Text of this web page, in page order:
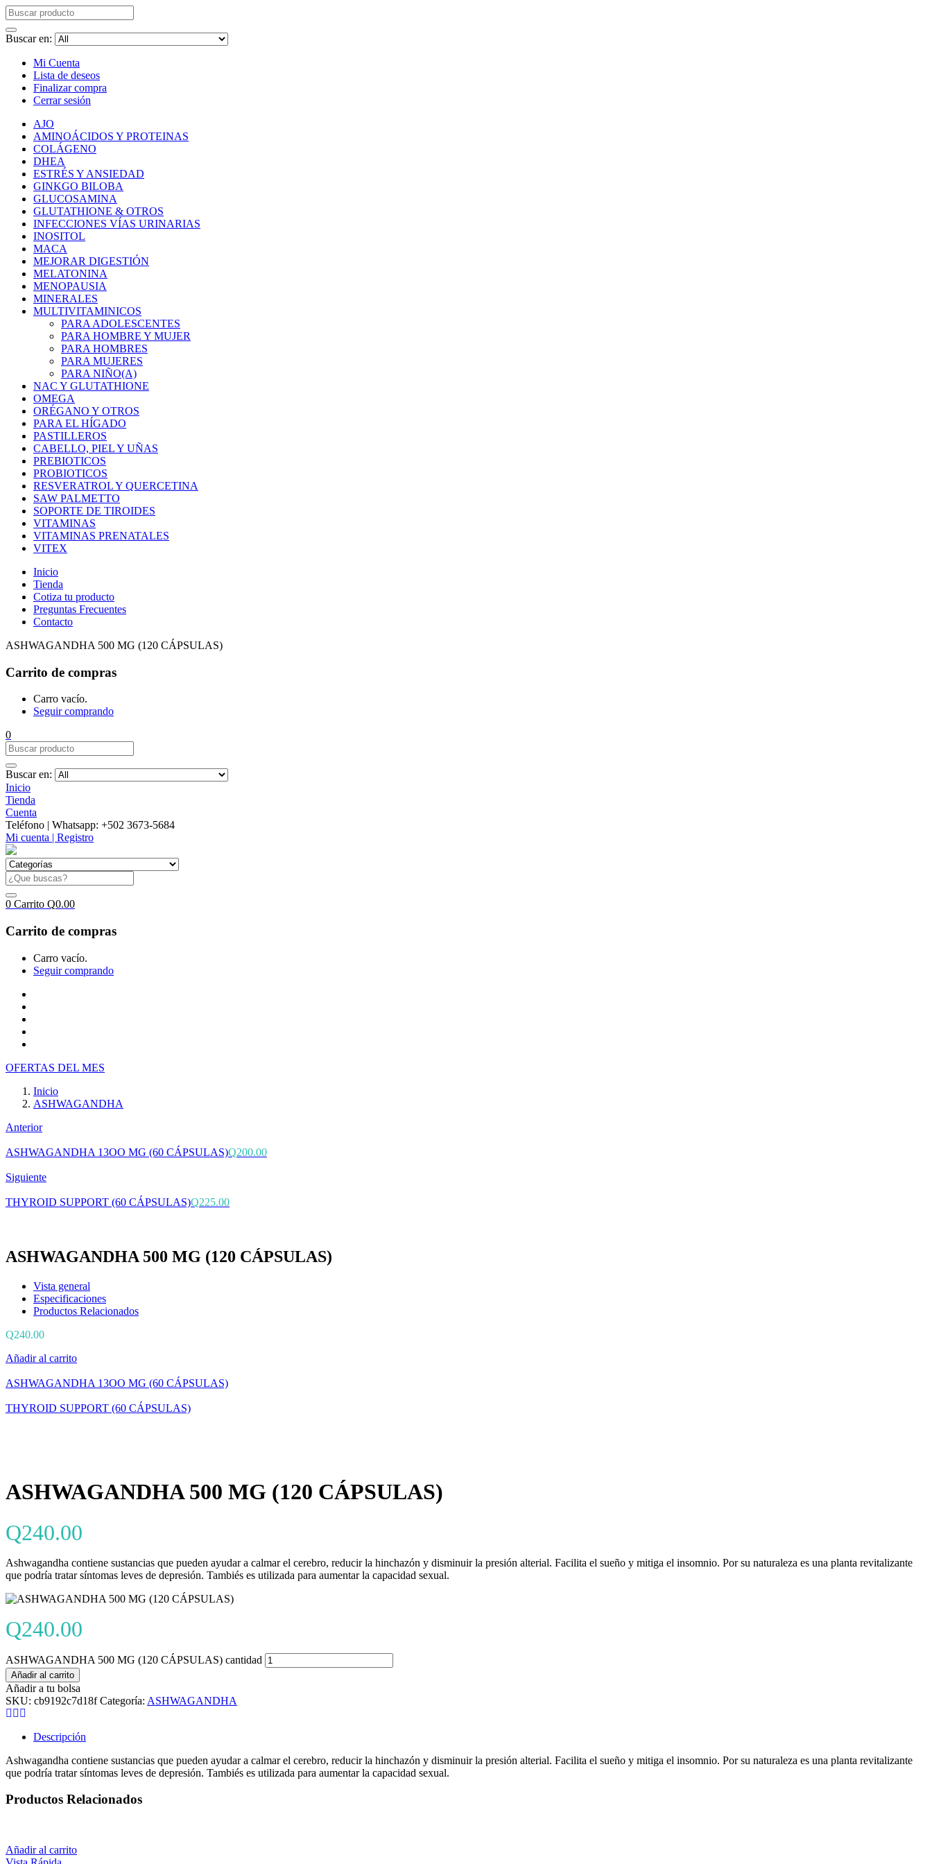
Buscar en:
Mi Cuenta
Lista de deseos
Finalizar compra
Cerrar sesión
AJO
AMINOÁCIDOS Y PROTEINAS
COLÁGENO
DHEA
ESTRÉS Y ANSIEDAD
GINKGO BILOBA
GLUCOSAMINA
GLUTATHIONE & OTROS
INFECCIONES VÍAS URINARIAS
INOSITOL
MACA
MEJORAR DIGESTIÓN
MELATONINA
MENOPAUSIA
MINERALES
MULTIVITAMINICOS
PARA ADOLESCENTES
PARA HOMBRE Y MUJER
PARA HOMBRES
PARA MUJERES
PARA NIÑO(A)
NAC Y GLUTATHIONE
OMEGA
ORÉGANO Y OTROS
PARA EL HÍGADO
PASTILLEROS
CABELLO, PIEL Y UÑAS
PREBIOTICOS
PROBIOTICOS
RESVERATROL Y QUERCETINA
SAW PALMETTO
SOPORTE DE TIROIDES
VITAMINAS
VITAMINAS PRENATALES
VITEX
Inicio
Tienda
Cotiza tu producto
Preguntas Frecuentes
Contacto
ASHWAGANDHA 500 MG (120 CÁPSULAS)
Carrito de compras
Carro vacío.
Seguir comprando
0
Buscar en:
Inicio
Tienda
Cuenta
Teléfono | Whatsapp: +502 3673-5684
Mi cuenta | Registro
0 Carrito Q0.00
Carrito de compras
Carro vacío.
Seguir comprando
OFERTAS DEL MES
Inicio
ASHWAGANDHA
Anterior
ASHWAGANDHA 13OO MG (60 CÁPSULAS)Q200.00
Siguiente
THYROID SUPPORT (60 CÁPSULAS)Q225.00
ASHWAGANDHA 500 MG (120 CÁPSULAS)
Vista general
Especificaciones
Productos Relacionados
Q240.00
Añadir al carrito
ASHWAGANDHA 13OO MG (60 CÁPSULAS)
THYROID SUPPORT (60 CÁPSULAS)
ASHWAGANDHA 500 MG (120 CÁPSULAS)
Q240.00
Ashwagandha contiene sustancias que pueden ayudar a calmar el cerebro, reducir la hinchazón y disminuir la presión alterial. Facilita el sueño y mitiga el insomnio. Por su naturaleza es una planta revitalizante
que podría tratar síntomas leves de depresión. Tambiés es utilizada para aumentar la capacidad sexual.
Q240.00
ASHWAGANDHA 500 MG (120 CÁPSULAS) cantidad
Añadir al carrito
Añadir a tu bolsa
SKU: cb9192c7d18f Categoría: ASHWAGANDHA
Descripción
Ashwagandha contiene sustancias que pueden ayudar a calmar el cerebro, reducir la hinchazón y disminuir la presión alterial. Facilita el sueño y mitiga el insomnio. Por su naturaleza es una planta revitalizante
que podría tratar síntomas leves de depresión. Tambiés es utilizada para aumentar la capacidad sexual.
Productos Relacionados
Añadir al carrito